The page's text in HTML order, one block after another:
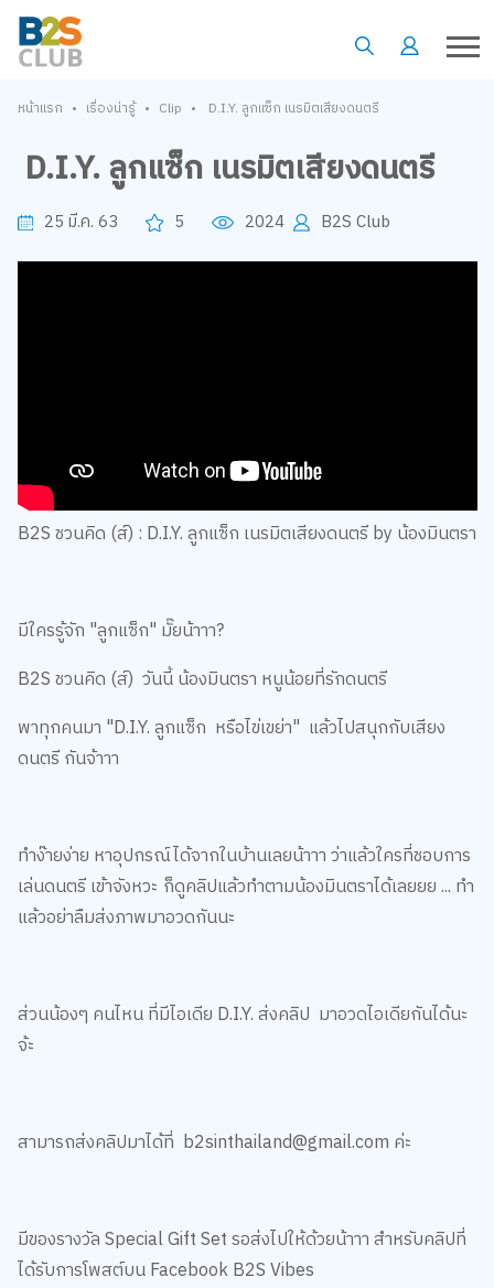
หน้าแรก • เรื่องน่ารู้ • Clip • D.I.Y. ลูกแซ็ก เนรมิตเสียงดนตรี
D.I.Y. ลูกแซ็ก เนรมิตเสียงดนตรี
25 มี.ค. 63 5 2024 B2S Club
B2S ชวนคิด (ส์) : D.I.Y. ลูกแซ็ก เนรมิตเสียงดนตรี by น้องมินตรา
มีใครรู้จัก "ลูกแซ็ก" มั๊ยน้าาา?
B2S ชวนคิด (ส์) วันนี้ น้องมินตรา หนูน้อยที่รักดนตรี
พาทุกคนมา "D.I.Y. ลูกแซ็ก หรือไข่เขย่า" แล้วไปสนุกกับเสียง
ดนตรี กันจ้าาา
ทำง๊ายง่าย หาอุปกรณ์ได้จากในบ้านเลยน้าาา ว่าแล้วใครที่ชอบการ
เล่นดนตรี เข้าจังหวะ ก็ดูคลิปแล้วทำตามน้องมินตราได้เลยยย ... ทำ
แล้วอย่าลืมส่งภาพมาอวดกันนะ
ส่วนน้องๆ คนไหน ที่มีไอเดีย D.I.Y. ส่งคลิป มาอวดไอเดียกันได้นะ
จ้ะ
สามารถส่งคลิปมาได้ที่ b2sinthailand@gmail.com ค่ะ
มีของรางวัล Special Gift Set รอส่งไปให้ด้วยน้าาา สำหรับคลิปที่
ได้รับการโพสต์บน Facebook B2S Vibes